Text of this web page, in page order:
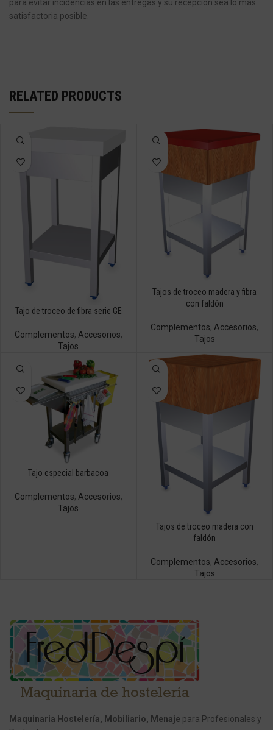
para evitar incidencias en las entregas y su recepción sea lo más
satisfactoria posible.
RELATED PRODUCTS
Tajo de troceo de fibra serie GE
Complementos, Accesorios,
Tajos
Tajos de troceo madera y fibra
con faldón
Complementos, Accesorios,
Tajos
Tajo especial barbacoa
Complementos, Accesorios,
Tajos
Tajos de troceo madera con
faldón
Complementos, Accesorios,
Tajos
Maquinaria Hostelería, Mobiliario, Menaje para Profesionales y